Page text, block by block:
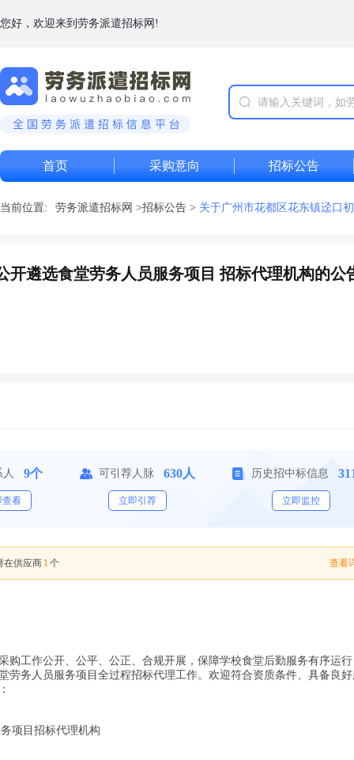
您好，欢迎来到劳务派遣招标网!
首页 采购意向 招标公告
当前位置: 劳务派遣招标网 >招标公告 > 关于广州市花都区花东镇迳口
开遴选食堂劳务人员服务项目 招标代理机构的公
9个
查看
可引荐人脉 630人
立即引荐
历史招中标信息
立即监控
在供应商 1 个 查看
购工作公开、公平、公正、合规开展，保障学校食堂后勤服务有序运
劳务人员服务项目全过程招标代理工作。欢迎符合资质条件、具备良
项目招标代理机构